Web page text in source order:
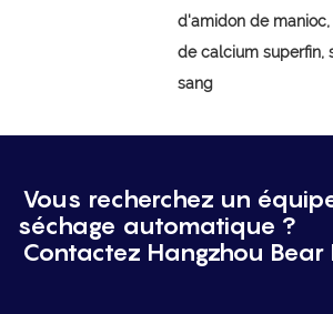
d'amidon de
de calcium superfin,
sang
Vous recherchez un
séchage automatique ?
Contactez Hangzhou Bear